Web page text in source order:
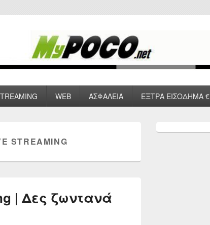
WEB ΑΣΦΑΛΕΙΑ ΕΞΤΡΑ ΕΙΣΟΔΗΜΑ €
STREAMING
| Δες ζωντανά
Sidebar